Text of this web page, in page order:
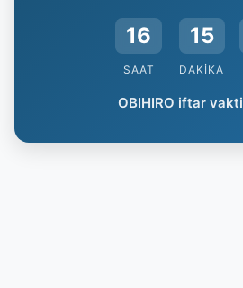
16
SAAT
15
DAKIKA
OBIHIRO iftar vakti